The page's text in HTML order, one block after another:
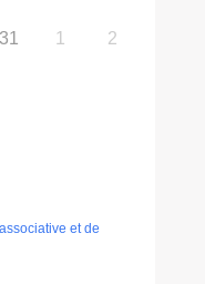
31 1 2
et de